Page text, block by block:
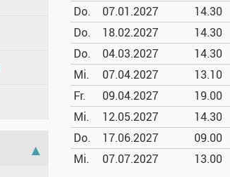
Do.
07.01.2027 14.30
Do.
18.02.2027 14.30
Do.
04.03.2027 14.30
Mi.
07.04.2027 13.10
Fr.
09.04.2027 19.00
Mi.
12.05.2027 14.30
Do.
17.06.2027 09.00
Mi.
07.07.2027 13.00